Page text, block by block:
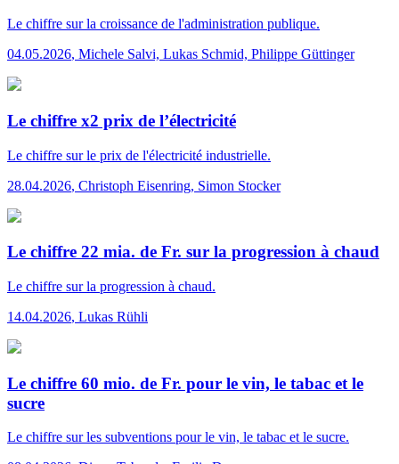
Le chiffre sur la croissance de l'administration publique.
04.05.2026, Michele Salvi, Lukas Schmid, Philippe Güttinger
Le chiffre x2 prix de l’électricité
Le chiffre sur le prix de l'électricité industrielle.
28.04.2026, Christoph Eisenring, Simon Stocker
Le chiffre 22 mia. de Fr. sur la progression à chaud
Le chiffre sur la progression à chaud.
14.04.2026, Lukas Rühli
Le chiffre 60 mio. de Fr. pour le vin, le tabac et le
sucre
Le chiffre sur les subventions pour le vin, le tabac et le sucre.